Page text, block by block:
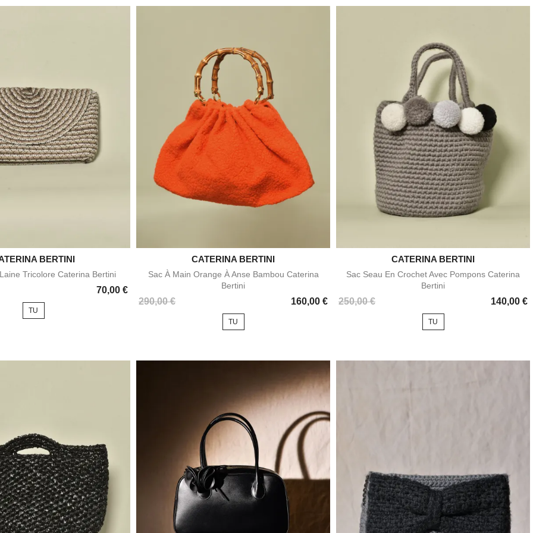
Aperçu rapide
BERTINI
Tricolore Caterina Bertini
70,00 €
TU
Aperçu rapide
CATERINA BERTINI
Sac À Main Orange À Anse Bambou Caterina
Bertini
290,00 € 160,00 €
Prix
TU
Aperçu rapide
CATERINA BERTINI
Sac Seau En Crochet Avec Pompons Caterina
Bertini
250,00 € 140,00 €
Prix
TU